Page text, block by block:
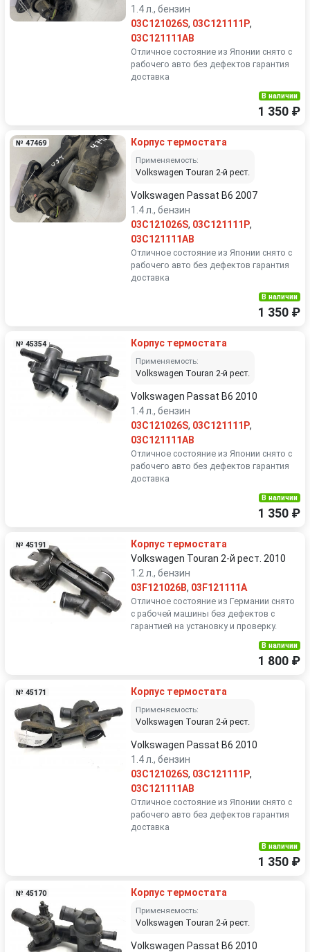
1.4 л., бензин
03C121026S, 03C121111P,
03C121111AB
Отличное состояние из Японии снято с
рабочего авто без дефектов гарантия
доставка
В наличии
1 350 ₽
№ 47469 Корпус термостата
Применяемость:
Volkswagen Touran 2-й рест.
Volkswagen Passat B6 2007
1.4 л., бензин
03C121026S, 03C121111P,
03C121111AB
Отличное состояние из Японии снято с
рабочего авто без дефектов гарантия
доставка
В наличии
1 350 ₽
№ 45354 Корпус термостата
Применяемость:
Volkswagen Touran 2-й рест.
Volkswagen Passat B6 2010
1.4 л., бензин
03C121026S, 03C121111P,
03C121111AB
Отличное состояние из Японии снято с
рабочего авто без дефектов гарантия
доставка
В наличии
1 350 ₽
№ 45191
Корпус термостата
Volkswagen Touran 2-й рест. 2010
1.2 л., бензин
03F121026B, 03F121111A
Отличное состояние из Германии снято
с рабочей машины без дефектов с
гарантией на установку и проверку.
В наличии
1 800 ₽
№ 45171 Корпус термостата
Применяемость:
Volkswagen Touran 2-й рест.
Volkswagen Passat B6 2010
1.4 л., бензин
03C121026S, 03C121111P,
03C121111AB
Отличное состояние из Японии снято с
рабочего авто без дефектов гарантия
доставка
В наличии
1 350 ₽
№ 45170 Корпус термостата
Применяемость:
Volkswagen Touran 2-й рест.
Volkswagen Passat B6 2010